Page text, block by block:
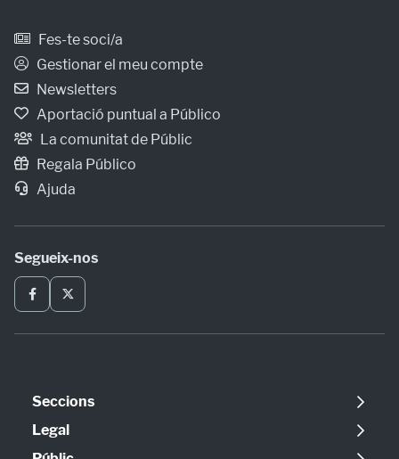
Fes-te soci/a
Gestionar el meu compte
Newsletters
Aportació puntual a Público
La comunitat de Públic
Regala Público
Ajuda
Segueix-nos
Seccions
Política
Opinió
Legal